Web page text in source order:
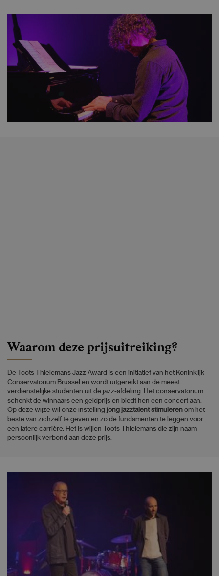
Waarom deze prijsuitreiking?
De Toots Thielemans Jazz Award is een initiatief van het Koninklijk
Conservatorium Brussel en wordt uitgereikt aan de meest
verdienstelijke studenten uit de jazz-afdeling. Het conservatorium
schenkt de winnaars een geldprijs en biedt hen een concert aan.
Op deze wijze wil onze instelling jong jazztalent stimuleren om het
beste van zichzelf te geven en zo de fundamenten te leggen voor
een latere carrière. Het is wijlen Toots Thielemans die zijn naam
persoonlijk verbond aan deze prijs.